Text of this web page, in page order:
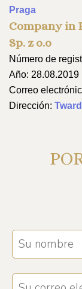
Praga
Company in
Sp. z o.o
Número de
Año: 28.08.2019
Correo
Dirección: